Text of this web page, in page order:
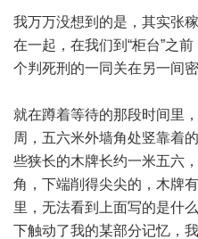
我万万没想到的是，其实张
在一起，在我们到“柜台”之
个判死刑的一同关在另一间
就在蹲着等待的那段时间里
周，五六米外墙角处竖靠着
些狭长的木牌长约一米五六
角，下端削得尖尖的，木牌
里，无法看到上面写的是什
下触动了我的某部分记忆，